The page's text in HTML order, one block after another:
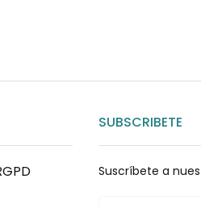
SUBSCRIBETE
Suscríbete a